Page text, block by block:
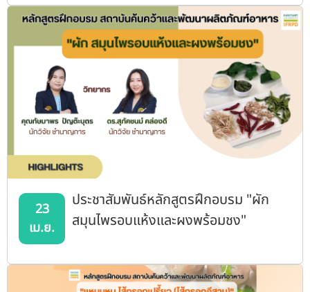
23
เม.ย.
ประชาสัมพันธ์หลักสูตรฝึกอบรม "ผัก
สมุนไพรอบแห้งและผงพร้อมชง"